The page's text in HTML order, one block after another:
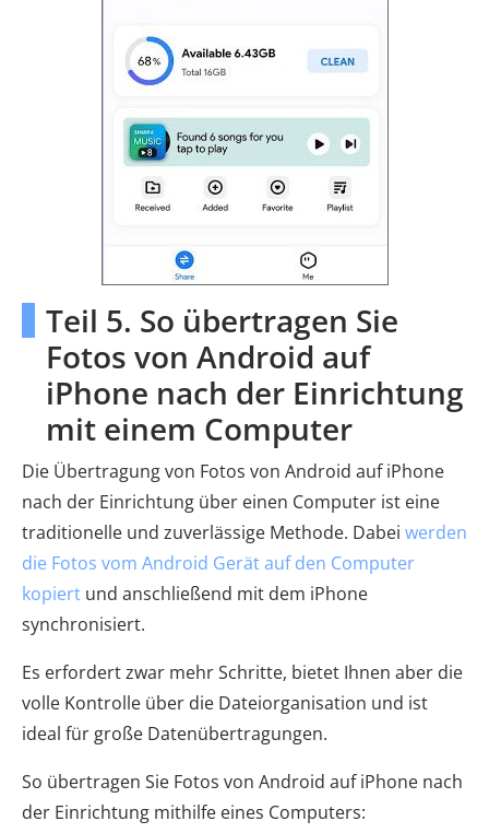
Teil 5. So übertragen Sie
Fotos von Android auf
iPhone nach der Einrichtung
mit einem Computer
Die Übertragung von Fotos von Android auf iPhone
nach der Einrichtung über einen Computer ist eine
traditionelle und zuverlässige Methode. Dabei werden
die Fotos vom Android Gerät auf den Computer
kopiert und anschließend mit dem iPhone
synchronisiert.
Es erfordert zwar mehr Schritte, bietet Ihnen aber die
volle Kontrolle über die Dateiorganisation und ist
ideal für große Datenübertragungen.
So übertragen Sie Fotos von Android auf iPhone nach
der Einrichtung mithilfe eines Computers: